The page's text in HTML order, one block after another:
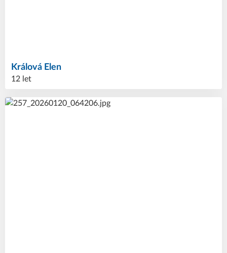
Elen
Králová
12 let